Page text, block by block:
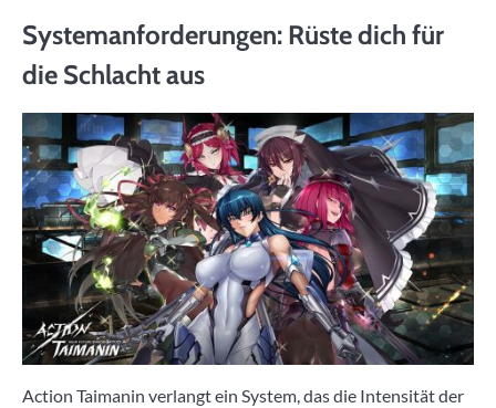
Systemanforderungen: Rüste dich für
die Schlacht aus
Action Taimanin verlangt ein System, das die Intensität der